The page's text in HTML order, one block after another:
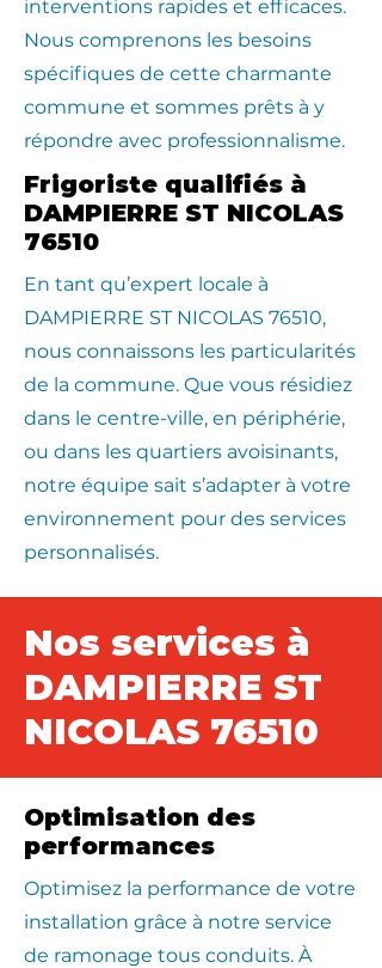
interventions rapides et efficaces.
Nous comprenons les besoins
spécifiques de cette charmante
commune et sommes prêts à y
répondre avec professionnalisme.
Frigoriste qualifiés à
DAMPIERRE ST NICOLAS
76510
En tant qu’expert locale à
DAMPIERRE ST NICOLAS 76510,
nous connaissons les particularités
de la commune. Que vous résidiez
dans le centre-ville, en périphérie,
ou dans les quartiers avoisinants,
notre équipe sait s’adapter à votre
environnement pour des services
personnalisés.
Nos services à
DAMPIERRE ST
NICOLAS 76510
Optimisation des
performances
Optimisez la performance de votre
installation grâce à notre service
de ramonage tous conduits. À